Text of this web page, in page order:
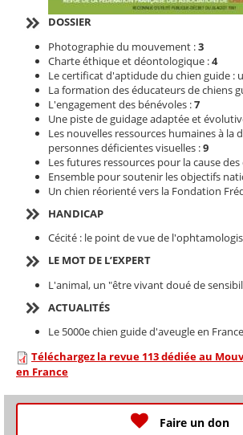
DOSSIER
Photographie du mouvement :3
Charte éthique et déontologique :4
Le certificat d'aptidude du chien guide :
La formation des éducateurs de chiens
L'engagement des bénévoles :7
Une piste de guidage adaptée et
Les nouvelles ressources humaines à la
personnes déficientes visuelles :9
Les futures ressources pour la cause des
Ensemble pour soutenir les objectifs
Un chien réorienté vers la Fondation
HANDICAP
Cécité : le point de vue de
LE MOT DE L’EXPERT
L'animal, un "être vivant doué de
ACTUALITÉS
Le 5000e chien guide d'aveugle en
Téléchargez la revue 113 dédiée au
en France
Faire un don